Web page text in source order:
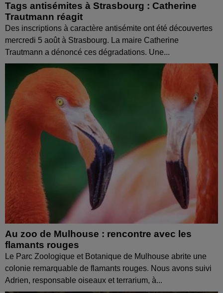
Tags antisémites à Strasbourg : Catherine
Trautmann réagit
Des inscriptions à caractère antisémite ont été découvertes
mercredi 5 août à Strasbourg. La maire Catherine
Trautmann a dénoncé ces dégradations. Une...
Au zoo de Mulhouse : rencontre avec les
flamants rouges
Le Parc Zoologique et Botanique de Mulhouse abrite une
colonie remarquable de flamants rouges. Nous avons suivi
Adrien, responsable oiseaux et terrarium, à...